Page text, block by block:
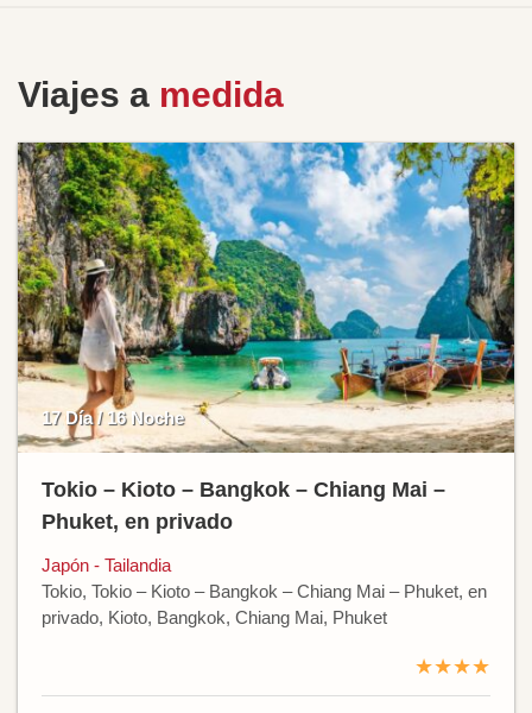
Viajes a medida
17 Día / 16 Noche
Tokio – Kioto – Bangkok – Chiang Mai –
Phuket, en privado
Japón - Tailandia
Tokio, Tokio – Kioto – Bangkok – Chiang Mai – Phuket, en
privado, Kioto, Bangkok, Chiang Mai, Phuket
★★★★